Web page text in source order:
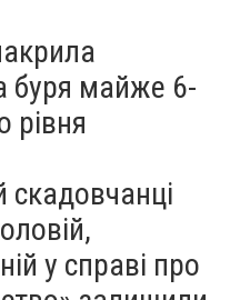
буря майже 6-
рівня
скадовчанці
у справі про